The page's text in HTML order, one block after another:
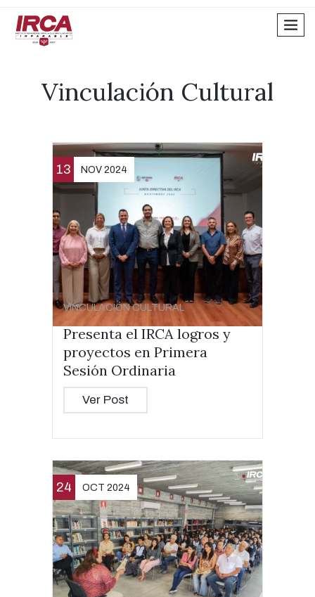
Vinculación Cultural
13 NOV 2024
VINCULACIÓN CULTURAL
Presenta el IRCA logros y
proyectos en Primera
Sesión Ordinaria
Ver Post
24 OCT 2024